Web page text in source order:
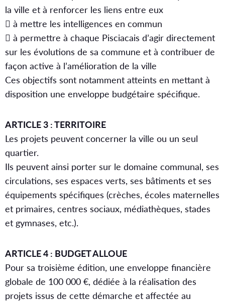
la ville et à renforcer les liens entre eux
 à mettre les intelligences en commun
 à permettre à chaque Pisciacais d’agir directement
sur les évolutions de sa commune et à contribuer de
façon active à l’amélioration de la ville
Ces objectifs sont notamment atteints en mettant à
disposition une enveloppe budgétaire spécifique.
ARTICLE 3 : TERRITOIRE
Les projets peuvent concerner la ville ou un seul
quartier.
Ils peuvent ainsi porter sur le domaine communal, ses
circulations, ses espaces verts, ses bâtiments et ses
équipements spécifiques (crèches, écoles maternelles
et primaires, centres sociaux, médiathèques, stades
et gymnases, etc.).
ARTICLE 4 : BUDGET ALLOUE
Pour sa troisième édition, une enveloppe financière
globale de 100 000 €, dédiée à la réalisation des
projets issus de cette démarche et affectée au